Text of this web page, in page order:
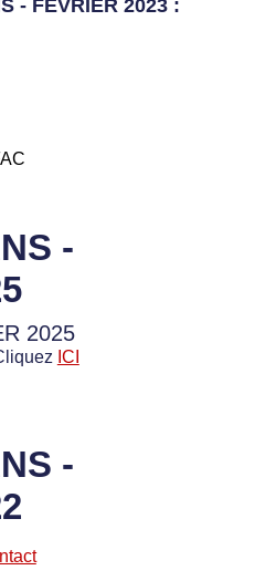
- FEVRIER 2023 :
-
2025
ICI
-